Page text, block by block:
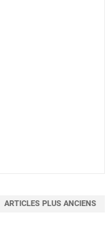
ARTICLES PLUS ANCIENS